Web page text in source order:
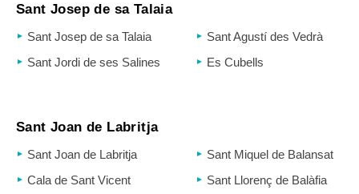
Sant Josep de sa Talaia
Sant Josep de sa Talaia
Sant Agustí des Vedrà
Sant Jordi de ses Salines
Es Cubells
Sant Joan de Labritja
Sant Joan de Labritja
Sant Miquel de Balansat
Cala de Sant Vicent
Sant Llorenç de Balàfia